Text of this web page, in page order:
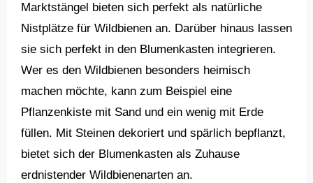
Marktstängel bieten sich perfekt als natürliche
Nistplätze für Wildbienen an. Darüber hinaus lassen
sie sich perfekt in den Blumenkasten integrieren.
Wer es den Wildbienen besonders heimisch
machen möchte, kann zum Beispiel eine
Pflanzenkiste mit Sand und ein wenig mit Erde
füllen. Mit Steinen dekoriert und spärlich bepflanzt,
bietet sich der Blumenkasten als Zuhause
erdnistender Wildbienenarten an.